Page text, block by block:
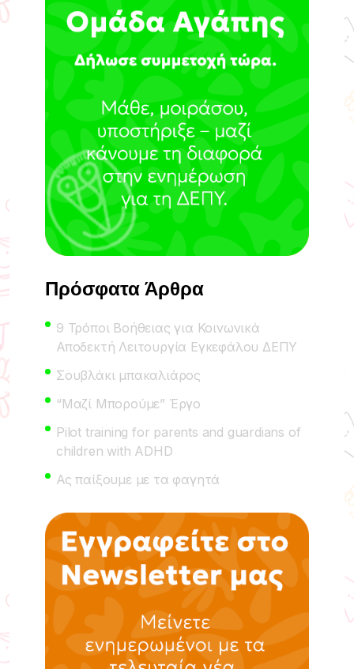
Πρόσφατα Άρθρα
9 Τρόποι Βοήθειας για Κοινωνικά
Αποδεκτή Λειτουργία Εγκεφάλου ΔΕΠΥ
Σουβλάκι μπακαλιάρος
“Μαζί Μπορούμε” Έργο
Pilot training for parents and guardians of
children with ADHD
Ας παίξουμε με τα φαγητά